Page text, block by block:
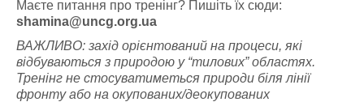
Маєте питання про тренінг? Пишіть їх сюди:
shamina@uncg.org.ua
ВАЖЛИВО: захід орієнтований на процеси, які
відбуваються з природою у “тилових” областях.
Тренінг не стосуватиметься природи біля лінії
фронту або на окупованих/деокупованих